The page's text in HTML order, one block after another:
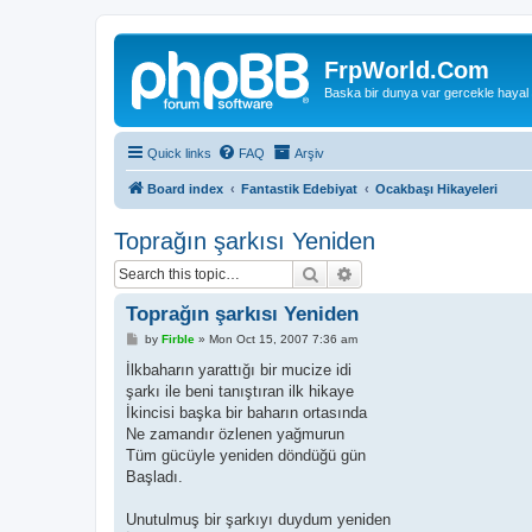
FrpWorld.Com
Baska bir dunya var gercekle hayal
Quick links FAQ Arşiv
Board index Fantastik Edebiyat Ocakbaşı Hikayeleri
Toprağın şarkısı Yeniden
Search
Toprağın şarkısı Yeniden
P
s
by Firble» Mon Oct 15, 2007 7:36 am
İlkbaharın yarattığı bir mucize idi
şarkı ile beni tanıştıran ilk hikaye
İkincisi başka bir baharın ortasında
Ne zamandır özlenen yağmurun
Tüm gücüyle yeniden döndüğü gün
Başladı.
Unutulmuş bir şarkıyı duydum yeniden